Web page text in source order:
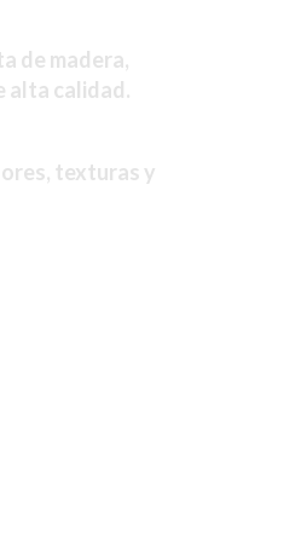
de madera,
alta calidad.
texturas y